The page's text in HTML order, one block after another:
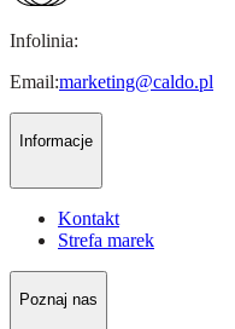
Infolinia:
Email:marketing@caldo.pl
Informacje
Kontakt
Strefa marek
Poznaj nas